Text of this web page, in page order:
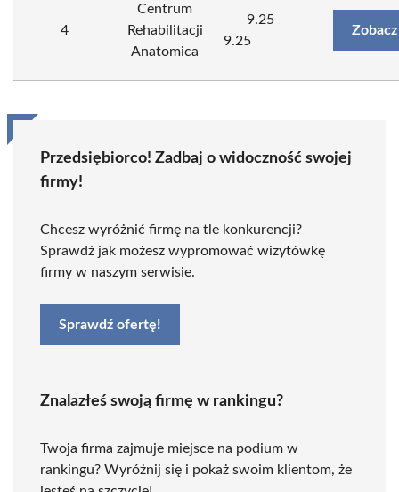
4
Centrum
Rehabilitacji
Anatomica
9.25
9.25
Przedsiębiorco! Zadbaj o widoczność swojej
firmy!
Chcesz wyróżnić firmę na tle konkurencji?
Sprawdź jak możesz wypromować wizytówkę
firmy w naszym serwisie.
Sprawdź ofertę!
Znalazłeś swoją firmę w rankingu?
Twoja firma zajmuje miejsce na podium w
rankingu? Wyróżnij się i pokaż swoim klientom, że